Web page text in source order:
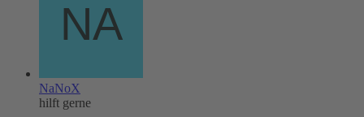
NaNoX
hilft gerne